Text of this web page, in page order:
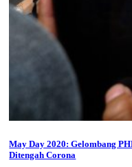
May Day 2020: Gelombang
Ditengah Corona